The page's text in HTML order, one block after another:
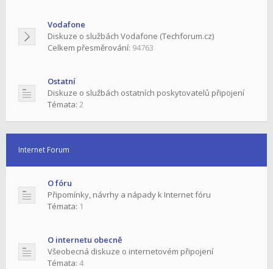
Vodafone
Diskuze o službách Vodafone (Techforum.cz)
Celkem přesměrování: 94763
Ostatní
Diskuze o službách ostatních poskytovatelů připojení
Témata: 2
Internet Forum
O fóru
Připomínky, návrhy a nápady k Internet fóru
Témata: 1
O internetu obecně
Všeobecná diskuze o internetovém připojení
Témata: 4